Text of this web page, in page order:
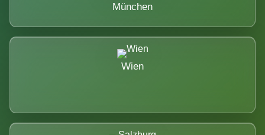
München
Wien